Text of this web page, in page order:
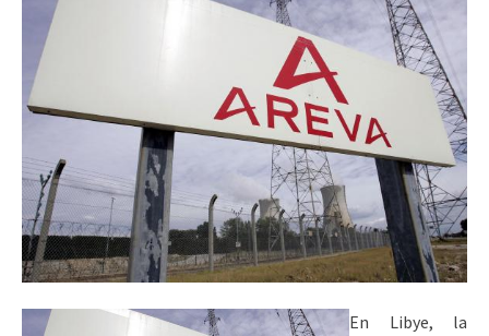
En Libye, la